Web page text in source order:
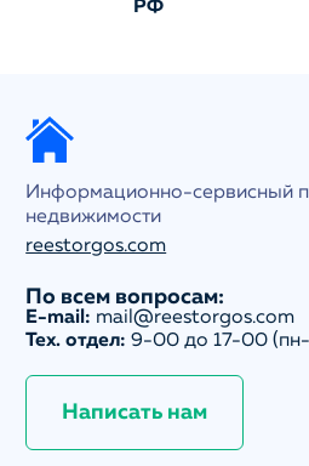
РФ
Информационно-сервисный
недвижимости
reestorgos.com
По всем вопросам:
E-mail: mail@reestorgos.com
Тех. отдел: 9-00 до 17-00 (пн-
Написать нам